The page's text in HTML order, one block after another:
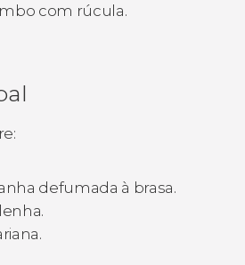
com rúcula.
defumada à brasa.